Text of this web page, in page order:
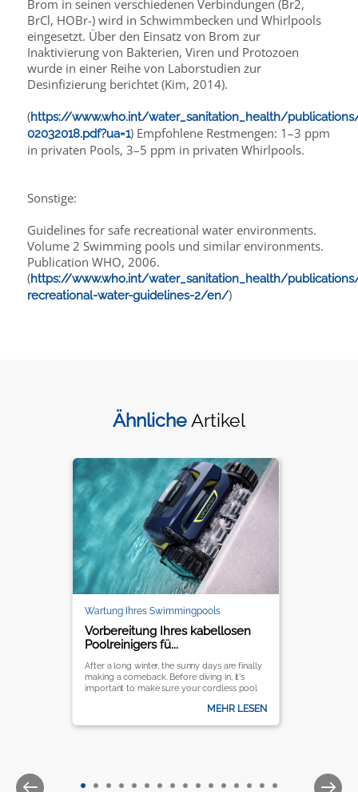
Brom in seinen verschiedenen Verbindungen (Br2,
BrCl, HOBr-) wird in Schwimmbecken und Whirlpools
eingesetzt. Über den Einsatz von Brom zur
Inaktivierung von Bakterien, Viren und Protozoen
wurde in einer Reihe von Laborstudien zur
Desinfizierung berichtet (Kim, 2014).
(https://www.who.int/water_sanitation_health/
02032018.pdf?ua=1) Empfohlene Restmengen: 1–3 ppm
in privaten Pools, 3–5 ppm in privaten Whirlpools.
Sonstige:
Guidelines for safe recreational water environments.
Volume 2 Swimming pools und similar environments.
Publication WHO, 2006.
(https://www.who.int/water_sanitation_health/
recreational-water-guidelines-2/en/)
Ähnliche Artikel
Wartung Ihres Swimmingpools
Vorbereitung Ihres kabellosen
Poolreinigers fü...
After a long winter, the sunny days are finally
making a comeback. Before diving in, it's
important to make sure your cordless pool
MEHR LESEN